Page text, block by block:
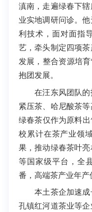
滇南，走遍绿春下
业实地调研问诊。
利技术，面对面指
艺，牵头制定四项
发展，整合资源培
抱团发展。
在汪东风团队的
紧压茶、哈尼酸茶
绿春茶仅作为原料
校累计在茶产业领
果，推动绿春茶叶
等国家级平台，全
番，高端茶产业年产
本土茶企加速成
孔镇红河道茶业等